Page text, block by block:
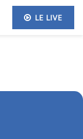
LE LIVE